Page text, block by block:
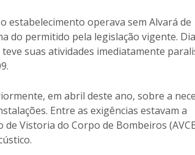
estabelecimento operava sem Alvará de
do permitido pela legislação vigente.
suas atividades imediatamente
em abril deste ano, sobre a
Entre as exigências estavam a
Vistoria do Corpo de Bombeiros